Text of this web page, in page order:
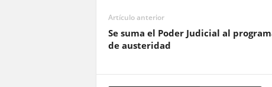
Artículo anterior
Se suma el Poder Judicial al
de austeridad